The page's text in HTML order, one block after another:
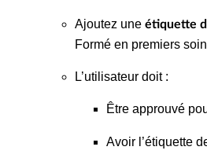
Ajoutez une étiquette
Formé en premiers
L’utilisateur doit :
Être approuvé
Avoir l’étiquette